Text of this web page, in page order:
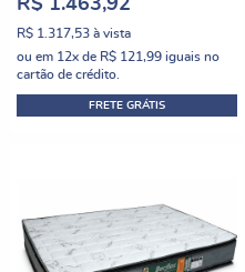
R$ 1.463,92
R$ 1.317,53 à vista
ou em 12x de R$ 121,99 iguais no
cartão de crédito.
FRETE GRÁTIS